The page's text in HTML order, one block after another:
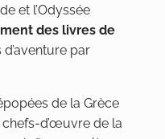
et l’Odyssée
des livres de
d’aventure par
de la Grèce
chefs-d’œuvre de la